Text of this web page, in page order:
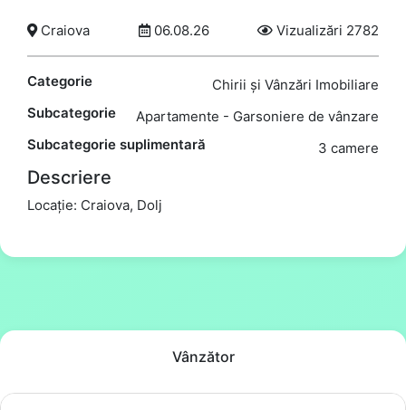
Craiova 06.08.26 Vizualizări 2782
Categorie
Chirii și Vânzări Imobiliare
Subcategorie
Apartamente - Garsoniere de vânzare
Subcategorie suplimentară
3 camere
Descriere
Locație: Craiova, Dolj
Vânzător